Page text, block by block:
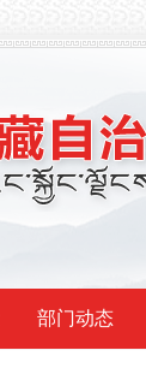
部门动态